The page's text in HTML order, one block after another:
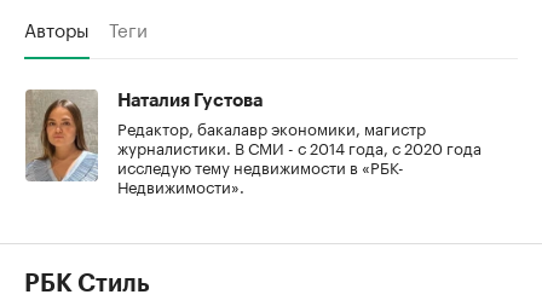
Авторы Теги
Наталия Густова
Редактор, бакалавр экономики, магистр
журналистики. В СМИ - с 2014 года, с 2020 года
исследую тему недвижимости в «РБК-
Недвижимости».
РБК Стиль